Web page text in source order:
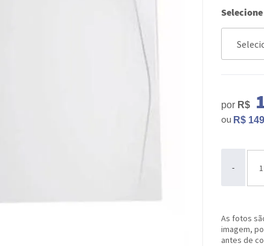
por R$
R$
ou
-
As fotos
imagem,
antes de